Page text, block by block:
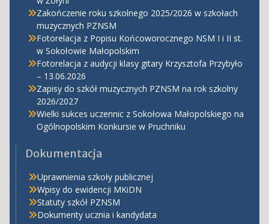
Zakończenie roku szkolnego 2025/2026 w szkołach
muzycznych PZNSM
Fotorelacja z Popisu Końcoworocznego NSM I i II st.
w Sokołowie Małopolskim
Fotorelacja z audycji klasy gitary Krzysztofa Przybyło
– 13.06.2026
Zapisy do szkół muzycznych PZNSM na rok szkolny
2026/2027
Wielki sukces uczennic z Sokołowa Małopolskiego na
Ogólnopolskim Konkursie w Pruchniku
Dokumentacja
Uprawnienia szkoły publicznej
Wpisy do ewidencji MKiDN
Statuty szkół PZNSM
Dokumenty ucznia i kandydata